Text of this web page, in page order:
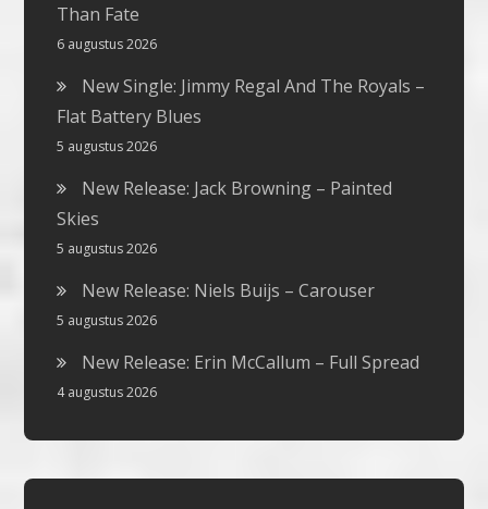
Than Fate
6 augustus 2026
New Single: Jimmy Regal And The Royals –
Flat Battery Blues
5 augustus 2026
New Release: Jack Browning – Painted
Skies
5 augustus 2026
New Release: Niels Buijs – Carouser
5 augustus 2026
New Release: Erin McCallum – Full Spread
4 augustus 2026